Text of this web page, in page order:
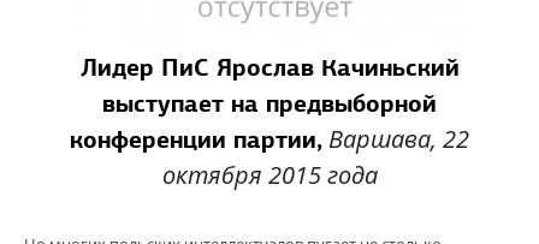
Лидер ПиС Ярослав Качиньский
выступает на предвыборной
конференции партии, Варшава, 22
октября 2015 года